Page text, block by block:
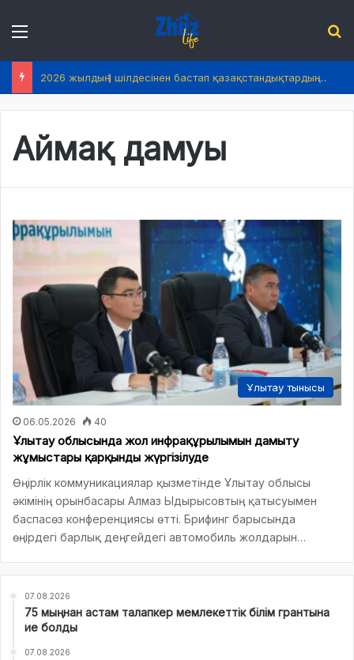
2026 жылдың 1 шілдесінен бастап қазақстандықтардың өмірінде не өзгереді?
Аймақ дамуы
Ұлытау тынысы
06.05.2026 40
Ұлытау облысында жол инфрақұрылымын дамыту
жұмыстары қарқынды жүргізілуде
Өңірлік коммуникациялар қызметінде Ұлытау облысы
әкімінің орынбасары Алмаз Ыдырысовтың қатысуымен
баспасөз конференциясы өтті. Брифинг барысында
өңірдегі барлық деңгейдегі автомобиль жолдарын…
07.08.2026
75 мыңнан астам талапкер мемлекеттік білім грантына
ие болды
07.08.2026